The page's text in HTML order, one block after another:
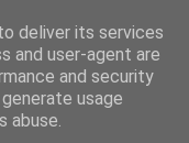
deliver its services
and user-agent are
and security
usage
abuse.